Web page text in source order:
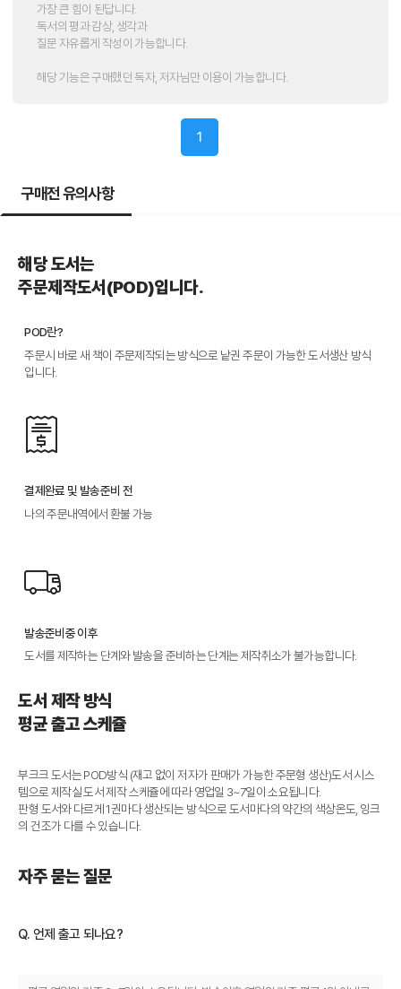
가장 큰 힘이 된답니다.
독서의 평과 감상, 생각과
질문 자유롭게 작성이 가능합니다.
해당 기능은 구매했던 독자, 저자님만 이용이 가능합니다.
1
구매전 유의사항
해당 도서는
주문제작도서(POD)입니다.
POD란?
주문시 바로 새 책이 주문제작되는 방식으로 낱권 주문이 가능한 도서생산 방식
입니다.
결제완료 및 발송준비 전
나의 주문내역에서 환불 가능
발송준비중 이후
도서를 제작하는 단계와 발송을 준비하는 단계는 제작취소가 불가능합니다.
도서 제작 방식
평균 출고 스케쥴
부크크 도서는 POD방식 (재고 없이 저자가 판매가 가능한 주문형 생산)도서 시스
템으로 제작실 도서 제작 스케쥴에 따라 영업일 3~7일이 소요됩니다.
판형 도서와 다르게 1권마다 생산되는 방식으로 도서마다의 약간의 색상온도, 잉크
의 건조가 다를 수 있습니다.
자주 묻는 질문
Q. 언제 출고 되나요?